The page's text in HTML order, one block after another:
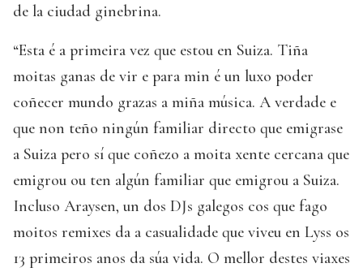
de la ciudad ginebrina.
“Esta é a primeira vez que estou en Suiza. Tiña
moitas ganas de vir e para min é un luxo poder
coñecer mundo grazas a miña música. A verdade e
que non teño ningún familiar directo que emigrase
a Suiza pero sí que coñezo a moita xente cercana que
emigrou ou ten algún familiar que emigrou a Suiza.
Incluso Araysen, un dos DJs galegos cos que fago
moitos remixes da a casualidade que viveu en Lyss os
13 primeiros anos da súa vida. O mellor destes viaxes